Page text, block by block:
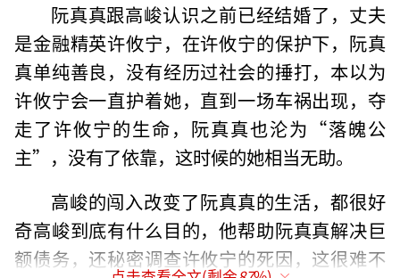
阮真真跟高峻认识之前已经结婚了，丈夫
是金融精英许攸宁，在许攸宁的保护下，阮真
真单纯善良，没有经历过社会的捶打，本以为
许攸宁会一直护着她，直到一场车祸出现，夺
走了许攸宁的生命，阮真真也沦为“落魄公
主”，没有了依靠，这时候的她相当无助。
高峻的闯入改变了阮真真的生活，都很好
奇高峻到底有什么目的，他帮助阮真真解决巨
额债务，还秘密调查许攸宁的死因，这很难不